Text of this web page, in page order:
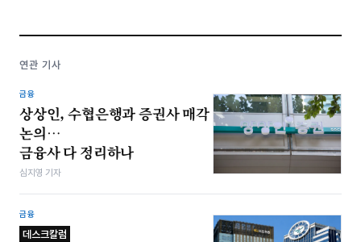
연관 기사
금융
상상인, 수협은행과 증권사 매각
논의…
금융사 다 정리하나
심지영 기자
금융
데스크칼럼